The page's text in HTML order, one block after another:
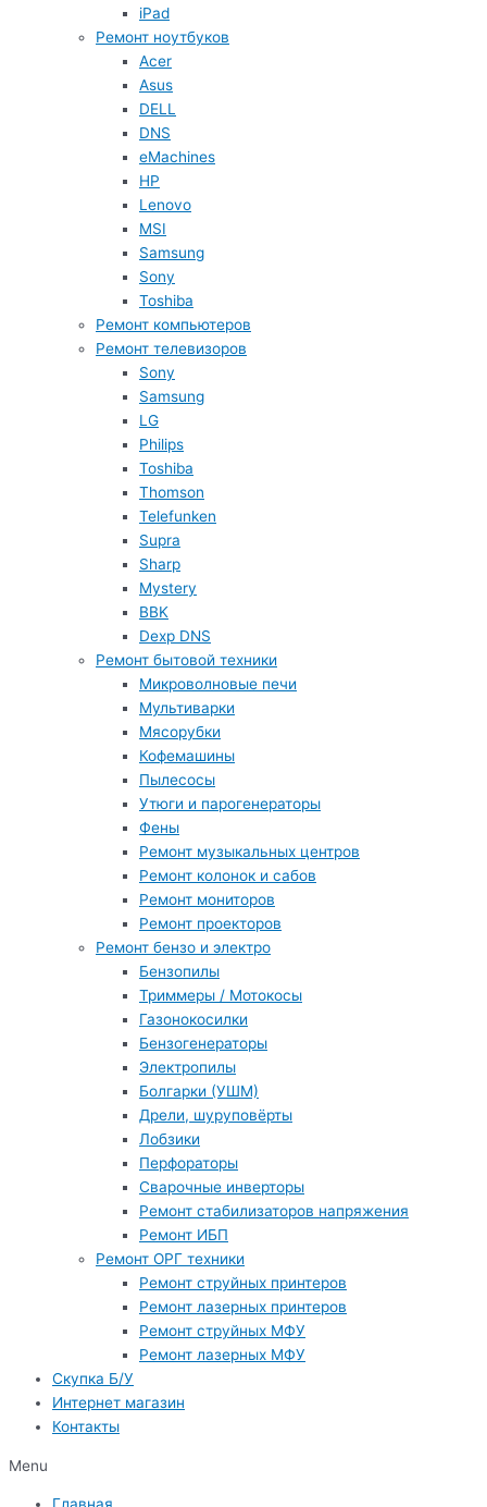
iPad
Ремонт ноутбуков
Acer
Asus
DELL
DNS
eMachines
HP
Lenovo
MSI
Samsung
Sony
Toshiba
Ремонт компьютеров
Ремонт телевизоров
Sony
Samsung
LG
Philips
Toshiba
Thomson
Telefunken
Supra
Sharp
Mystery
BBK
Dexp DNS
Ремонт бытовой техники
Микроволновые печи
Мультиварки
Мясорубки
Кофемашины
Пылесосы
Утюги и парогенераторы
Фены
Ремонт музыкальных центров
Ремонт колонок и сабов
Ремонт мониторов
Ремонт проекторов
Ремонт бензо и электро
Бензопилы
Триммеры / Мотокосы
Газонокосилки
Бензогенераторы
Электропилы
Болгарки (УШМ)
Дрели, шуруповёрты
Лобзики
Перфораторы
Сварочные инверторы
Ремонт стабилизаторов напряжения
Ремонт ИБП
Ремонт ОРГ техники
Ремонт струйных принтеров
Ремонт лазерных принтеров
Ремонт струйных МФУ
Ремонт лазерных МФУ
Скупка Б/У
Интернет магазин
Контакты
Menu